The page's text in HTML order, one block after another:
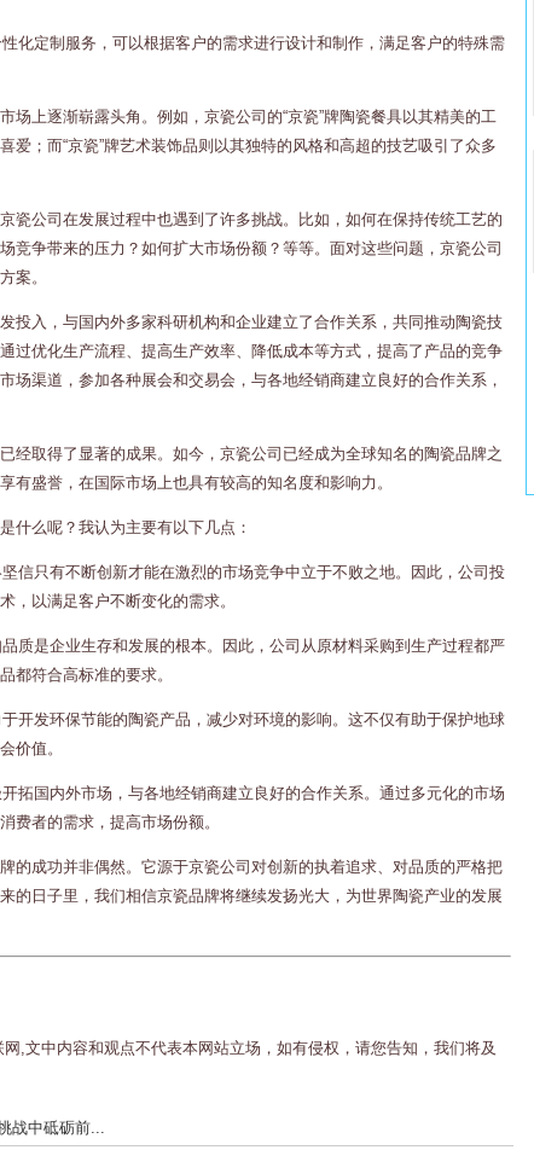
化定制服务，可以根据客户的需求进行设计和制作，满足客户的特殊需
场上逐渐崭露头角。例如，京瓷公司的“京瓷”牌陶瓷餐具以其精美的工
爱；而“京瓷”牌艺术装饰品则以其独特的风格和高超的技艺吸引了众多
瓷公司在发展过程中也遇到了许多挑战。比如，如何在保持传统工艺的
竞争带来的压力？如何扩大市场份额？等等。面对这些问题，京瓷公司
案。
投入，与国内外多家科研机构和企业建立了合作关系，共同推动陶瓷技
过优化生产流程、提高生产效率、降低成本等方式，提高了产品的竞争
场渠道，参加各种展会和交易会，与各地经销商建立良好的合作关系，
经取得了显著的成果。如今，京瓷公司已经成为全球知名的陶瓷品牌之
有盛誉，在国际市场上也具有较高的知名度和影响力。
什么呢？我认为主要有以下几点：
信只有不断创新才能在激烈的市场竞争中立于不败之地。因此，公司投
，以满足客户不断变化的需求。
质是企业生存和发展的根本。因此，公司从原材料采购到生产过程都严
都符合高标准的要求。
开发环保节能的陶瓷产品，减少对环境的影响。这不仅有助于保护地球
价值。
拓国内外市场，与各地经销商建立良好的合作关系。通过多元化的市场
费者的需求，提高市场份额。
的成功并非偶然。它源于京瓷公司对创新的执着追求、对品质的严格把
的日子里，我们相信京瓷品牌将继续发扬光大，为世界陶瓷产业的发展
,文中内容和观点不代表本网站立场，如有侵权，请您告知，我们将及
战中砥砺前...